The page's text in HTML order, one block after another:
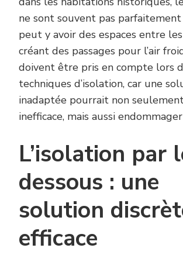
ne sont souvent pas
peut y avoir des espaces entre
créant des passages pour l’air
doivent être pris en compte lors
techniques d’isolation, car une
inadaptée pourrait non
inefficace, mais aussi
L’isolation par
dessous : une
solution
efficace